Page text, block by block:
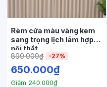
Rèm cửa màu vàng kem
sang trọng lịch lãm hợp
nội thất
890.000₫ -27%
650.000₫
Giảm 240.000₫